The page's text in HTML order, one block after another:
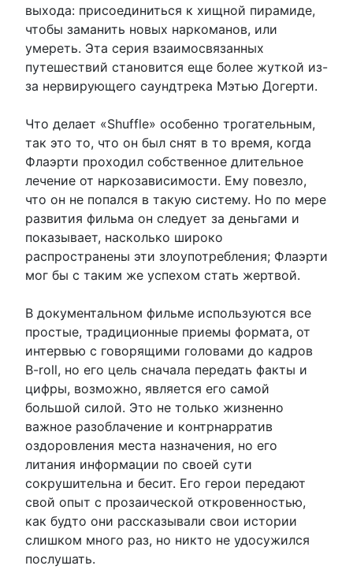
выхода: присоединиться к хищной пирамиде,
чтобы заманить новых наркоманов, или
умереть. Эта серия взаимосвязанных
путешествий становится еще более жуткой из-
за нервирующего саундтрека Мэтью Догерти.
Что делает «Shuffle» особенно трогательным,
так это то, что он был снят в то время, когда
Флаэрти проходил собственное длительное
лечение от наркозависимости. Ему повезло,
что он не попался в такую ​​систему. Но по мере
развития фильма он следует за деньгами и
показывает, насколько широко
распространены эти злоупотребления; Флаэрти
мог бы с таким же успехом стать жертвой.
В документальном фильме используются все
простые, традиционные приемы формата, от
интервью с говорящими головами до кадров
B-roll, но его цель сначала передать факты и
цифры, возможно, является его самой
большой силой. Это не только жизненно
важное разоблачение и контрнарратив
оздоровления места назначения, но его
литания информации по своей сути
сокрушительна и бесит. Его герои передают
свой опыт с прозаической откровенностью,
как будто они рассказывали свои истории
слишком много раз, но никто не удосужился
послушать.